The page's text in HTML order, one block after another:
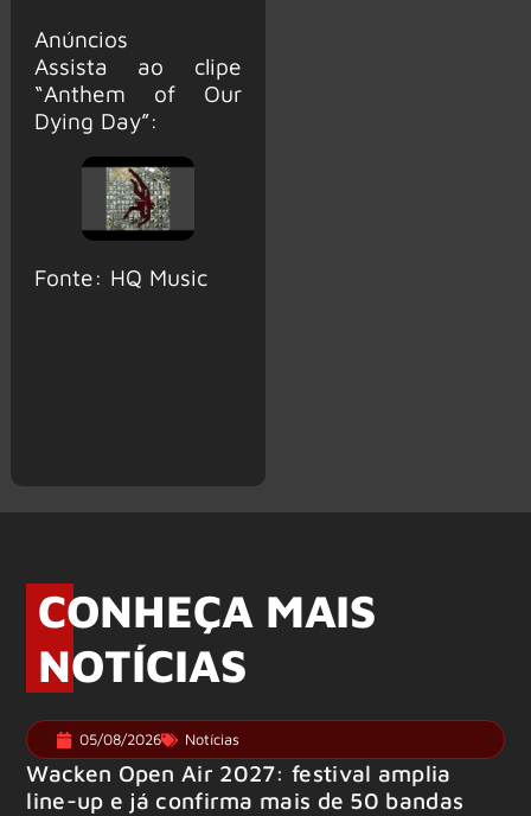
Anúncios
Assista ao clipe
“Anthem of Our
Dying Day”:
Fonte: HQ Music
CONHEÇA MAIS
NOTÍCIAS
05/08/2026 Notícias
Wacken Open Air 2027: festival amplia
line-up e já confirma mais de 50 bandas